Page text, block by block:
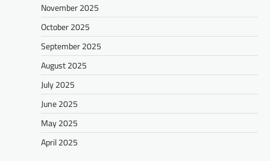
November 2025
October 2025
September 2025
August 2025
July 2025
June 2025
May 2025
April 2025